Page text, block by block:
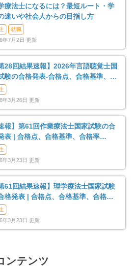
療法士になるには？最短ルート・学
違いや社会人からの目指し方
就職
年7月2日 更新
第28回結果速報】2026年言語聴覚士国
験の合格発表-合格点、合格基準、合
など-
年3月26日 更新
速報】第61回作業療法士国家試験の合
表 | 合格点、合格基準、合格率
年）
年3月23日 更新
第61回結果速報】理学療法士国家試験
格発表 | 合格点、合格基準、合格率
年）
年3月23日 更新
ンテンツ